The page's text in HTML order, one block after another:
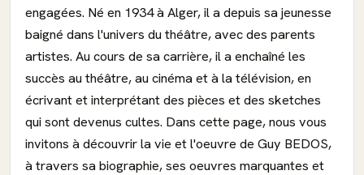
engagées. Né en 1934 à Alger, il a depuis sa jeunesse
baigné dans l'univers du théâtre, avec des parents
artistes. Au cours de sa carrière, il a enchaîné les
succès au théâtre, au cinéma et à la télévision, en
écrivant et interprétant des pièces et des sketches
qui sont devenus cultes. Dans cette page, nous vous
invitons à découvrir la vie et l'oeuvre de Guy BEDOS,
à travers sa biographie, ses oeuvres marquantes et